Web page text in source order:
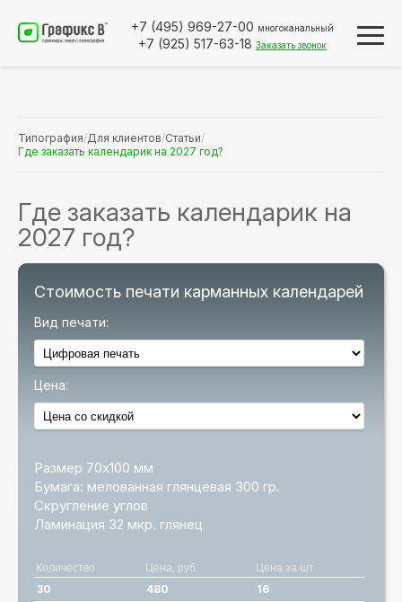
+7 (495) 969-27-00 многоканальный
+7 (925) 517-63-18 Заказать звонок
Типография/Для клиентов/Статьи/
Где заказать календарик на 2027 год?
Где заказать календарик на
2027 год?
Стоимость печати карманных календарей
Вид печати:
Цена:
Размер 70х100 мм
Бумага: мелованная глянцевая 300 гр.
Скругление углов
Ламинация 32 мкр. глянец
Количество Цена, руб. Цена за шт.
30 480
16